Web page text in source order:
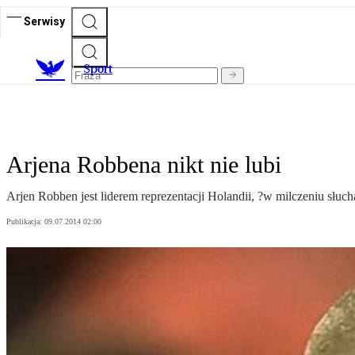
Serwisy
Sport
Arjena Robbena nikt nie lubi
Arjen Robben jest liderem reprezentacji Holandii, ?w milczeniu
Publikacja: 09.07.2014 02:00